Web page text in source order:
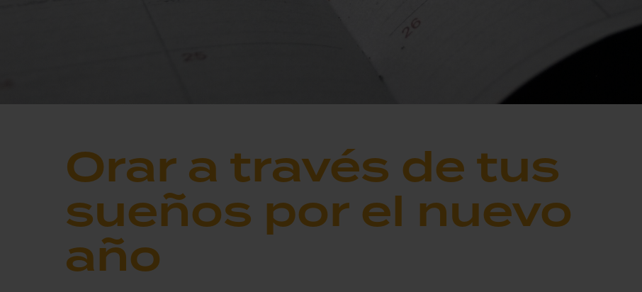
Orar a través de tus
sueños por el nuevo
año